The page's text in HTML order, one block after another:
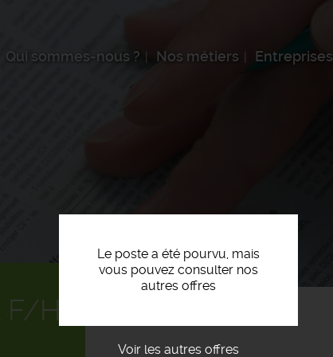
Qui sommes-nous ? Nos métiers Entreprises
Le poste a été pourvu, mais
vous pouvez consulter nos
autres offres
Voir les autres offres
F/H